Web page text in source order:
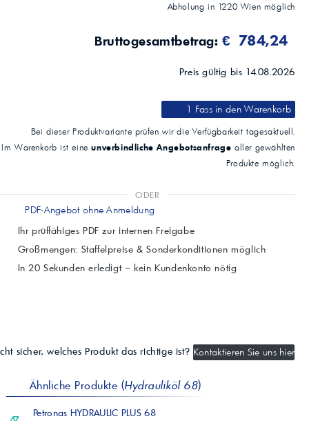
Abholung in 1220 Wien möglich
Bruttogesamtbetrag:€ 784,24
Preis gültig bis 14.08.2026
1 Fassin den Warenkorb
Bei dieser Produktvariante prüfen wir die Verfügbarkeit tagesaktuell.
Im Warenkorb ist eineunverbindliche Angebotsanfrage aller gewählten
Produkte möglich.
ODER
PDF-Angebot ohne Anmeldung
Ihr prüffähiges PDF zur internen Freigabe
Großmengen: Staffelpreise & Sonderkonditionen möglich
In 20 Sekunden erledigt – kein Kundenkonto nötig
sicher, welches Produkt das richtige ist? Kontaktieren Sie uns hier
Ähnliche Produkte (Hydrauliköl 68)
Petronas HYDRAULIC PLUS 68